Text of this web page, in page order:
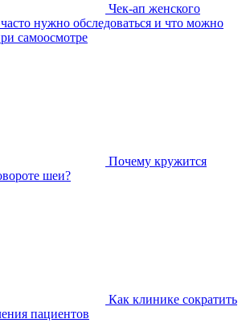
Чек-ап женского
часто нужно обследоваться и что можно
самоосмотре
Почему кружится
шеи?
Как клинике сократить
пациентов